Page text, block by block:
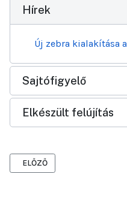
Hírek
Új zebra kialakítása
Sajtófigyelő
Elkészült felújítás
ELŐZŐ CIKK: JÓZSEF
ELŐZŐ